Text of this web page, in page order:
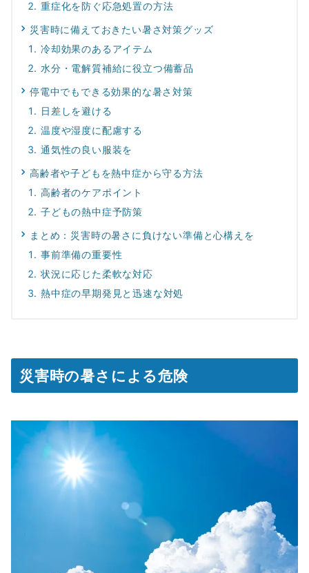
重症化を防ぐ応急処置の方法
災害時に備えておきたい暑さ対策グッズ
冷却効果のあるアイテム
水分・電解質補給に役立つ備蓄品
停電中でもできる効果的な暑さ対策
日差しを避ける
温度や湿度に配慮する
通気性の良い服装を
高齢者や子どもを熱中症から守る方法
高齢者のケアポイント
子どもの熱中症予防策
まとめ：災害時の暑さに負けない準備と心構えを
事前準備の重要性
状況に応じた柔軟な対応
熱中症の早期発見と迅速な対処
災害時の暑さによる危険